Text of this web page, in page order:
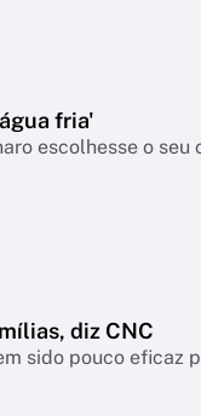
fria'
escolhesse o
diz CNC
sido pouco eficaz